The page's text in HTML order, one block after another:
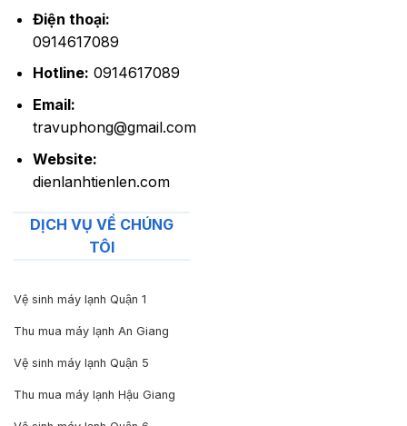
Điện thoại:
0914617089
Hotline: 0914617089
Email:
travuphong@gmail.com
Website:
dienlanhtienlen.com
DỊCH VỤ VỀ CHÚNG
TÔI
Vệ sinh máy lạnh Quận 1
Thu mua máy lạnh An Giang
Vệ sinh máy lạnh Quận 5
Thu mua máy lạnh Hậu Giang